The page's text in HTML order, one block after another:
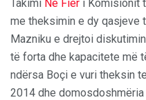
Takimi Në Fier i Komisionit
me theksimin e dy qasjeve
Mazniku e drejtoi
të forta dhe kapacitete më
ndërsa Boçi e vuri theksin
2014 dhe